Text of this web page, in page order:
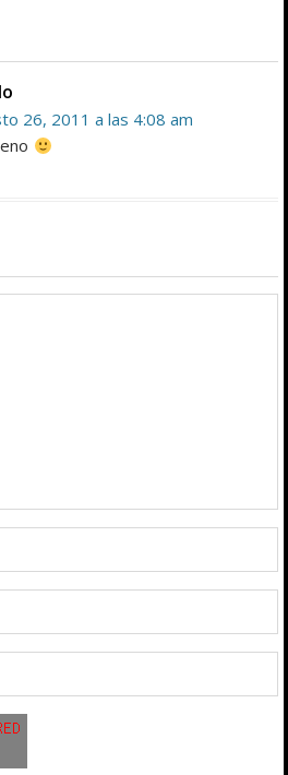
26, 2011 a las 4:08 am